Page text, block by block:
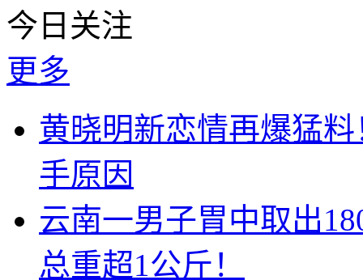
今日关注
更多
黄晓明新恋情再爆猛
手原因
云南一男子胃中取出
总重超1公斤！